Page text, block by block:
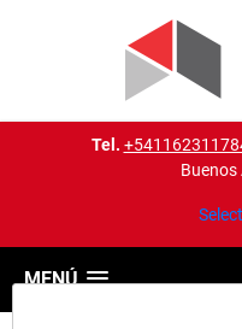
Tel.
Buenos
MENÚ